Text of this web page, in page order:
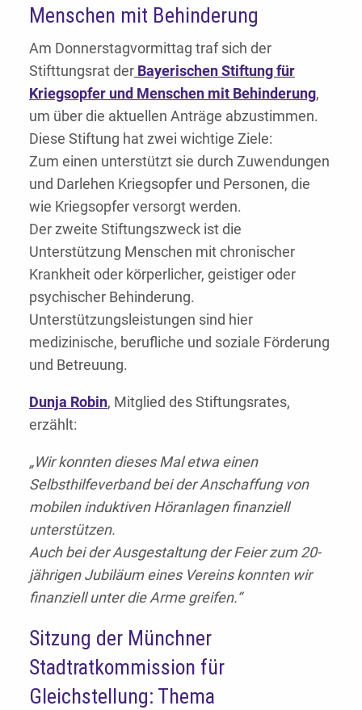
Menschen mit Behinderung
Am Donnerstagvormittag traf sich der
Stifttungsrat der Bayerischen Stiftung für
Kriegsopfer und Menschen mit Behinderung,
um über die aktuellen Anträge abzustimmen.
Diese Stiftung hat zwei wichtige Ziele:
Zum einen unterstützt sie durch Zuwendungen
und Darlehen Kriegsopfer und Personen, die
wie Kriegsopfer versorgt werden.
Der zweite Stiftungszweck ist die
Unterstützung Menschen mit chronischer
Krankheit oder körperlicher, geistiger oder
psychischer Behinderung.
Unterstützungsleistungen sind hier
medizinische, berufliche und soziale Förderung
und Betreuung.
Dunja Robin, Mitglied des Stiftungsrates,
erzählt:
„Wir konnten dieses Mal etwa einen
Selbsthilfeverband bei der Anschaffung von
mobilen induktiven Höranlagen finanziell
unterstützen.
Auch bei der Ausgestaltung der Feier zum 20-
jährigen Jubiläum eines Vereins konnten wir
finanziell unter die Arme greifen.“
Sitzung der Münchner
Stadtratkommission für
Gleichstellung: Thema